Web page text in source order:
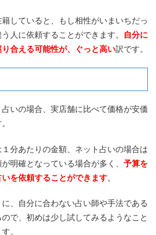
していると、もし相性がいまいちだっ
人に依頼することができます。
自分に
合える可能性が、ぐっと高い訳です。
いの場合、実店舗に比べて価格が安価
分あたりの金額、ネット占いの場合は
明確となっている場合が多く、 予算を
を依頼することができます。
、自分に合わない占い師や手法である
で、初めは少し試してみるようなこと
。